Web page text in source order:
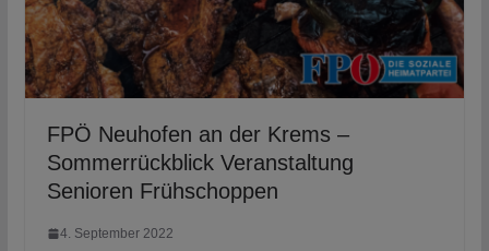
FPÖ Neuhofen an der Krems –
Sommerrückblick Veranstaltung
Senioren Frühschoppen
4. September 2022